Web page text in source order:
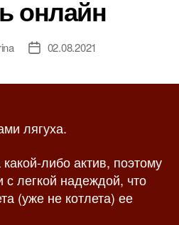
ионлайн
Д
а
и
и
02.08.2021
лягуха.
либо актив, поэтому
легкой надеждой, что
(уже не котлета) ее